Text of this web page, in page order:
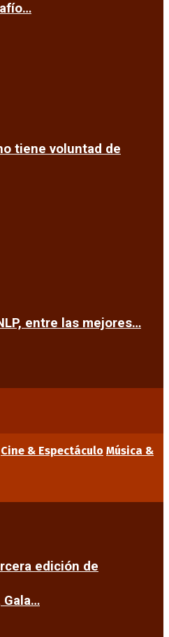
tiene voluntad de
entre las mejores…
Cine & Espectáculo Música &
edición de
Gala…